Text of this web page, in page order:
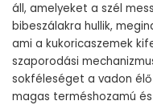
áll, amelyeket a szél
bibeszálakra hullik,
ami a kukoricaszemek
szaporodási
sokféleséget a vadon
magas terméshozamú